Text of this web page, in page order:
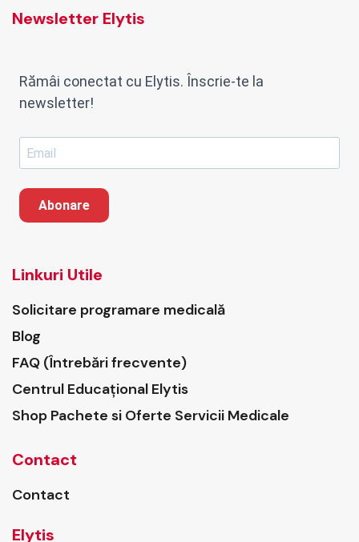
Newsletter Elytis
Rămâi conectat cu Elytis. Înscrie-te la
newsletter!
Abonare
Linkuri Utile
Solicitare programare medicală
Blog
FAQ (Întrebări frecvente)
Centrul Educațional Elytis
Shop Pachete si Oferte Servicii Medicale
Contact
Contact
Elytis